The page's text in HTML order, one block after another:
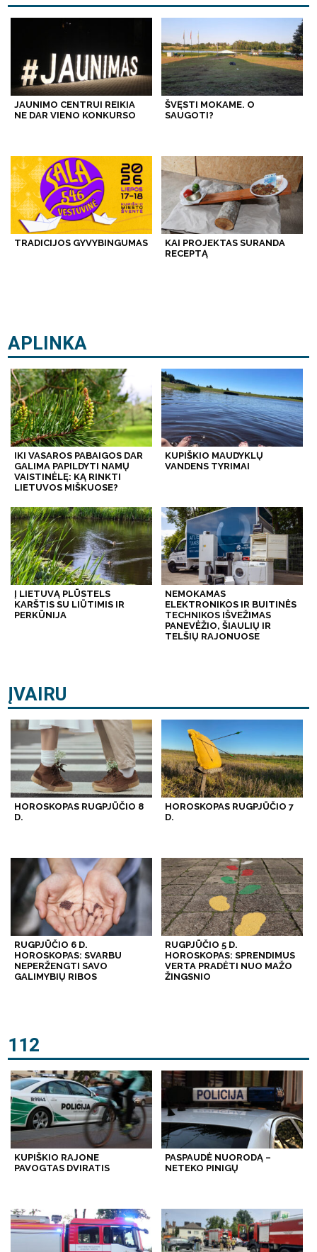
JAUNIMO CENTRUI REIKIA
NE DAR VIENO KONKURSO
ŠVĘSTI MOKAME. O
SAUGOTI?
TRADICIJOS GYVYBINGUMAS
KAI PROJEKTAS SURANDA
RECEPTĄ
APLINKA
IKI VASAROS PABAIGOS DAR
GALIMA PAPILDYTI NAMŲ
VAISTINĖLĘ: KĄ RINKTI
LIETUVOS MIŠKUOSE?
KUPIŠKIO MAUDYKLŲ
VANDENS TYRIMAI
Į LIETUVĄ PLŪSTELS
KARŠTIS SU LIŪTIMIS IR
PERKŪNIJA
NEMOKAMAS
ELEKTRONIKOS IR BUITINĖS
TECHNIKOS IŠVEŽIMAS
PANEVĖŽIO, ŠIAULIŲ IR
TELŠIŲ RAJONUOSE
ĮVAIRU
HOROSKOPAS RUGPJŪČIO 8
D.
HOROSKOPAS RUGPJŪČIO 7
D.
RUGPJŪČIO 6 D.
HOROSKOPAS: SVARBU
NEPERŽENGTI SAVO
GALIMYBIŲ RIBOS
RUGPJŪČIO 5 D.
HOROSKOPAS: SPRENDIMUS
VERTA PRADĖTI NUO MAŽO
ŽINGSNIO
112
KUPIŠKIO RAJONE
PAVOGTAS DVIRATIS
PASPAUDĖ NUORODĄ –
NETEKO PINIGŲ